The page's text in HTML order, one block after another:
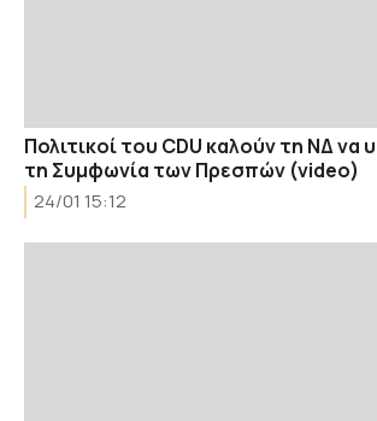
Πολιτικοί του CDU καλούν τη ΝΔ να
τη Συμφωνία των Πρεσπών (video)
24/01 15:12